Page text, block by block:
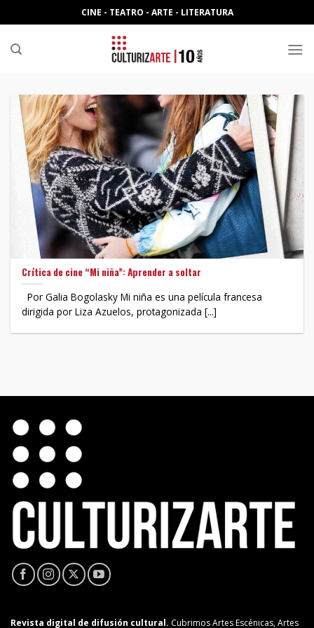
to
content
CINE - TEATRO - ARTE - LITERATURA
Crítica de cine “Mi niña”: Aprender a soltar
Por Galia Bogolasky Mi niña es una película francesa
dirigida por Liza Azuelos, protagonizada [...]
Revista digital de difusión cultural. Cubrimos Artes Escénicas, Artes